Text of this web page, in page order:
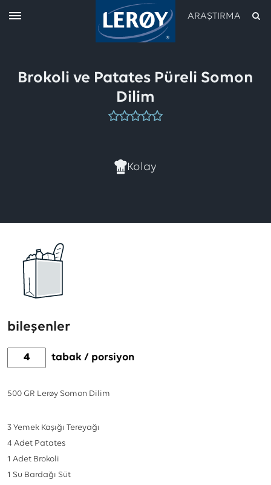
ARAŞTIRMA
aramanızı yukarıdaki alana yazın
Brokoli ve Patates Püreli Somon
Dilim
Bu
henüz
İlk
Kolay
bileşenler
tabak / porsiyon
500 GR Lerøy Somon Dilim
3 Yemek Kaşığı Tereyağı
4 Adet Patates
1 Adet Brokoli
1 Su Bardağı Süt